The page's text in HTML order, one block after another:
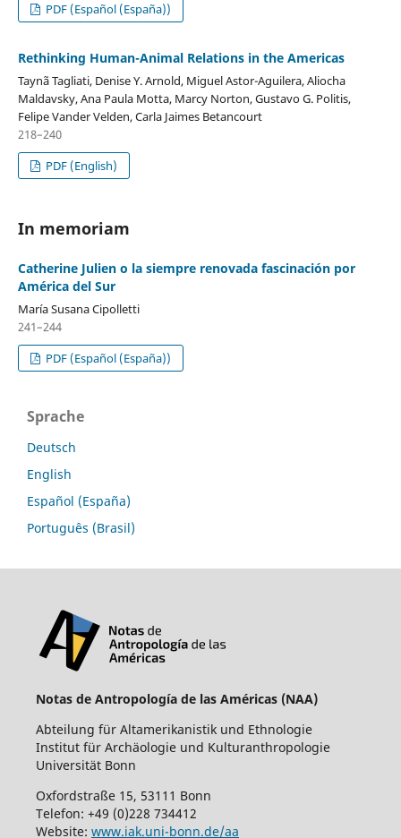
PDF (Español (España))
Rethinking Human-Animal Relations in the Americas
Taynã Tagliati, Denise Y. Arnold, Miguel Astor-Aguilera, Aliocha
Maldavsky, Ana Paula Motta, Marcy Norton, Gustavo G. Politis,
Felipe Vander Velden, Carla Jaimes Betancourt
218–240
PDF (English)
In memoriam
Catherine Julien o la siempre renovada fascinación por
América del Sur
María Susana Cipolletti
241–244
PDF (Español (España))
Sprache
Deutsch
English
Español (España)
Português (Brasil)
Notas de Antropología de las Américas (NAA)
Abteilung für Altamerikanistik und Ethnologie
Institut für Archäologie und Kulturanthropologie
Universität Bonn
Oxfordstraße 15, 53111 Bonn
Telefon: +49 (0)228 734412
Website: www.iak.uni-bonn.de/aa